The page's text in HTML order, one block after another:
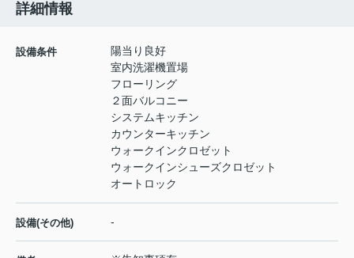
詳細情報
設備条件
陽当り良好
室内洗濯機置場
フローリング
２面バルコニー
システムキッチン
カウンターキッチン
ウォークインクロゼット
ウォークインシューズクロゼット
オートロック
設備(その他) -